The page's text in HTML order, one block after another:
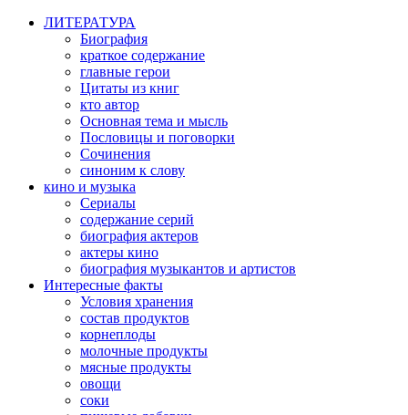
ЛИТЕРАТУРА
Биография
краткое содержание
главные герои
Цитаты из книг
кто автор
Основная тема и мысль
Пословицы и поговорки
Сочинения
синоним к слову
кино и музыка
Сериалы
содержание серий
биография актеров
актеры кино
биография музыкантов и артистов
Интересные факты
Условия хранения
состав продуктов
корнеплоды
молочные продукты
мясные продукты
овощи
соки